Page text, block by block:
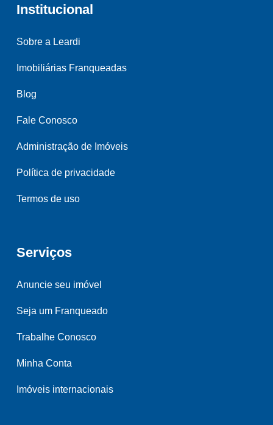
Institucional
Sobre a Leardi
Imobiliárias Franqueadas
Blog
Fale Conosco
Administração de Imóveis
Política de privacidade
Termos de uso
Serviços
Anuncie seu imóvel
Seja um Franqueado
Trabalhe Conosco
Minha Conta
Imóveis internacionais